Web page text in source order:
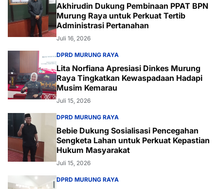
Akhirudin Dukung Pembinaan PPAT BPN
Murung Raya untuk Perkuat Tertib
Administrasi Pertanahan
Juli 16, 2026
DPRD MURUNG RAYA
Lita Norfiana Apresiasi Dinkes Murung
Raya Tingkatkan Kewaspadaan Hadapi
Musim Kemarau
Juli 15, 2026
DPRD MURUNG RAYA
Bebie Dukung Sosialisasi Pencegahan
Sengketa Lahan untuk Perkuat Kepastian
Hukum Masyarakat
Juli 15, 2026
DPRD MURUNG RAYA